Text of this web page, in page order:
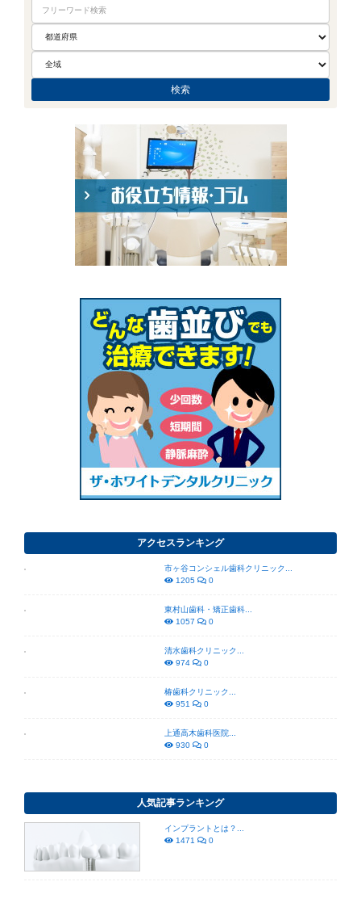
アクセスランキング
市ヶ谷コンシェル歯科クリニック...
1205
0
東村山歯科・矯正歯科...
1057
0
清水歯科クリニック...
974
0
椿歯科クリニック...
951
0
上通高木歯科医院...
930
0
人気記事ランキング
インプラントとは？...
1471
0